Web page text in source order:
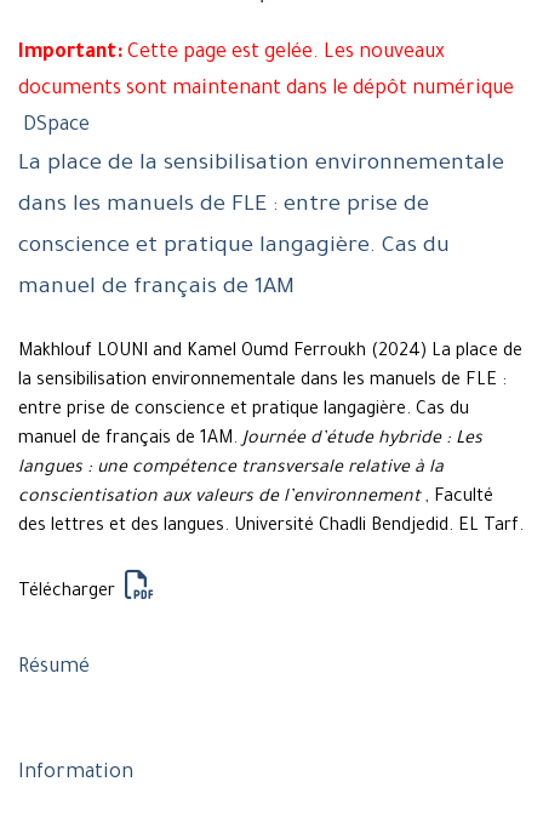
Important: Cette page est gelée. Les nouveaux
documents sont maintenant dans le dépôt numérique
DSpace
La place de la sensibilisation environnementale
dans les manuels de FLE : entre prise de
conscience et pratique langagière. Cas du
manuel de français de 1AM
Makhlouf LOUNI and Kamel Oumd Ferroukh (2024) La place de
la sensibilisation environnementale dans les manuels de FLE :
entre prise de conscience et pratique langagière. Cas du
manuel de français de 1AM.Journée d’étude hybride : Les
langues : une compétence transversale relative à la
conscientisation aux valeurs de l’environnement, Faculté
des lettres et des langues. Université Chadli Bendjedid. EL Tarf.
Télécharger
Résumé
Information